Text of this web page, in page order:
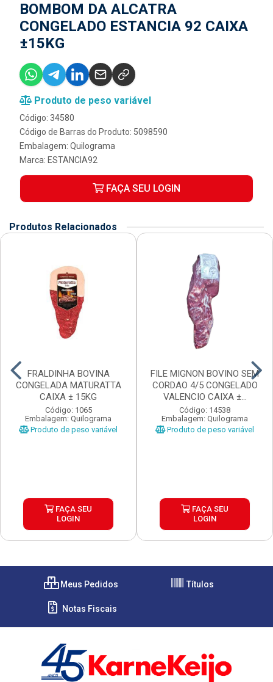
BOMBOM DA ALCATRA
CONGELADO ESTANCIA 92 CAIXA
±15KG
Produto de peso variável
Código: 34580
Código de Barras do Produto: 5098590
Embalagem: Quilograma
Marca: ESTANCIA92
FAÇA SEU LOGIN
Produtos Relacionados
FRALDINHA BOVINA
CONGELADA MATURATTA
CAIXA ± 15KG
Código: 1065
Embalagem: Quilograma
Produto de peso variável
FAÇA SEU
LOGIN
FILE MIGNON BOVINO SEM
CORDAO 4/5 CONGELADO
VALENCIO CAIXA ±...
Código: 14538
Embalagem: Quilograma
Produto de peso variável
FAÇA SEU
LOGIN
Meus Pedidos Títulos
Notas Fiscais